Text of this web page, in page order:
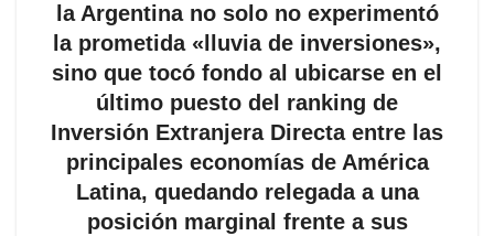
la Argentina no solo no experimentó
la prometida «lluvia de inversiones»,
sino que tocó fondo al ubicarse en el
último puesto del ranking de
Inversión Extranjera Directa entre las
principales economías de América
Latina, quedando relegada a una
posición marginal frente a sus